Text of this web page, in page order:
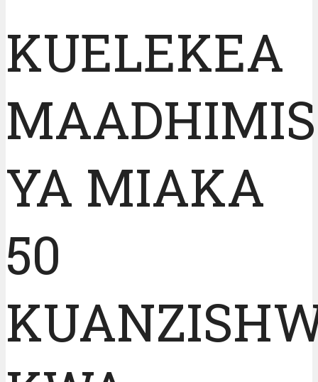
KUELEKEA
YA MIAKA
50